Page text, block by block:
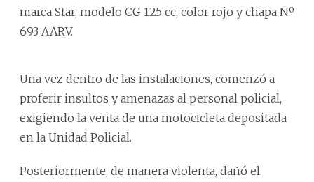
marca Star, modelo CG 125 cc, color rojo y chapa Nº
693 AARV.
Una vez dentro de las instalaciones, comenzó a
proferir insultos y amenazas al personal policial,
exigiendo la venta de una motocicleta depositada
en la Unidad Policial.
Posteriormente, de manera violenta, dañó el